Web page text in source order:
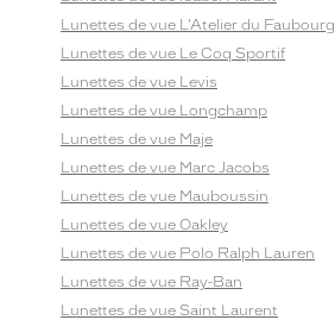
Lunettes de vue L'Atelier du Faubourg
Lunettes de vue Le Coq Sportif
Lunettes de vue Levis
Lunettes de vue Longchamp
Lunettes de vue Maje
Lunettes de vue Marc Jacobs
Lunettes de vue Mauboussin
Lunettes de vue Oakley
Lunettes de vue Polo Ralph Lauren
Lunettes de vue Ray-Ban
Lunettes de vue Saint Laurent